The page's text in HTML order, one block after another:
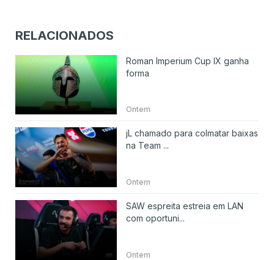
RELACIONADOS
Roman Imperium Cup IX ganha
forma
Ontem
jL chamado para colmatar baixas
na Team ...
Ontem
SAW espreita estreia em LAN
com oportuni...
Ontem